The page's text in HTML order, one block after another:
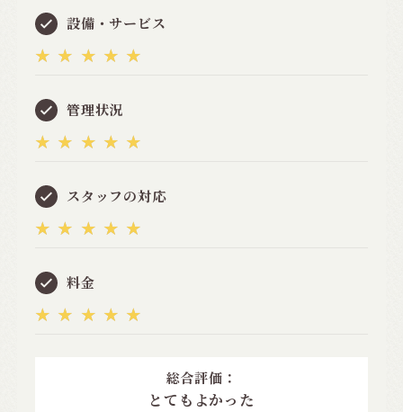
設備・サービス
★★★★★
管理状況
★★★★★
スタッフの対応
★★★★★
料金
★★★★★
総合評価：
とてもよかった